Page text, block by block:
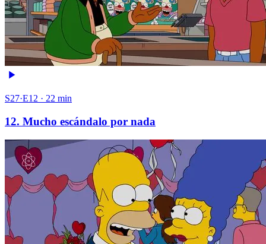
S27·E12 · 22 min
12. Mucho escándalo por nada